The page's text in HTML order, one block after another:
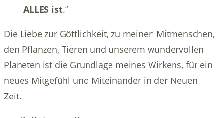
ALLES ist.“
Die Liebe zur Göttlichkeit, zu meinen Mitmenschen,
den Pflanzen, Tieren und unserem wundervollen
Planeten ist die Grundlage meines Wirkens, für ein
neues Mitgefühl und Miteinander in der Neuen
Zeit.